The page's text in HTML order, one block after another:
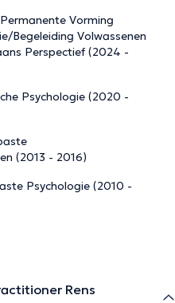
Vorming
Begeleiding Volwassenen
Perspectief (2024 -
Psychologie (2020 -
(2013 - 2016)
Psychologie (2010 -
Rens